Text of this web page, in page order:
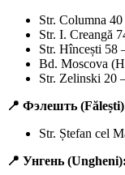
Str. Columna
Str. I. Creangă
Str. Hîncești
Bd. Moscova
Str. Zelinski 20
📍 Фэлешть
Str. Ștefan cel
📍 Унгень (Ungheni):